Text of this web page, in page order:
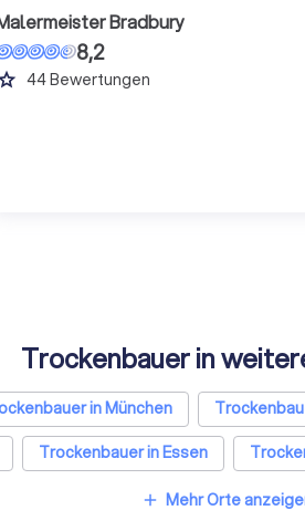
Bradbury
8,2
44Bewertungen
Trockenbauer in
in München
Trockenbauer in Essen
Trockenbauer in Duisburg
add Mehr Orte